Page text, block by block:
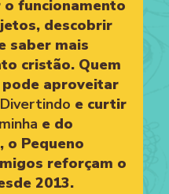
o funcionamento
descobrir
saber mais
cristão. Quem
aproveitar
Divertindo e curtir
e do
o Pequeno
reforçam o
2013.